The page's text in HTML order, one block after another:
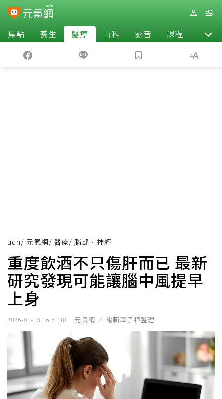
焦點 養生 醫療 百科 影音 課程 退休
udn/ 元氣網/ 醫療/ 腦部．神經
重度飲酒不只傷肝而已 最新
研究發現可能讓腦中風提早
上身
2026-01-13 16:31:18 元氣網 ／ 編輯辜子桓整理